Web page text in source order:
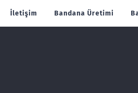
İletişim Bandana Üretimi